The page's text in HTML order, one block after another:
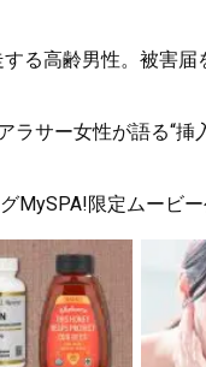
る高齢男性。被害届
サー女性が語る“挿
限定ムービー